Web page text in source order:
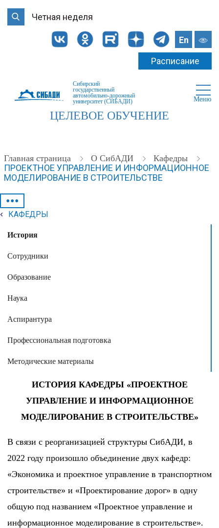
Четная неделя
En
Расписание
Сибирский
государственный
автомобильно-дорожный
университет (СИБАДИ)
Меню
ЦЕЛЕВОЕ ОБУЧЕНИЕ
Главная страница О СибАДИ Кафедры
ПРОЕКТНОЕ УПРАВЛЕНИЕ И ИНФОРМАЦИОННОЕ
МОДЕЛИРОВАНИЕ В СТРОИТЕЛЬСТВЕ
•••
КАФЕДРЫ
История
Сотрудники
Образование
Наука
Аспирантура
Профессиональная подготовка
Методические материалы
ИСТОРИЯ КАФЕДРЫ «ПРОЕКТНОЕ
УПРАВЛЕНИЕ И ИНФОРМАЦИОННОЕ
МОДЕЛИРОВАНИЕ В СТРОИТЕЛЬСТВЕ»
В связи с реорганизацией структуры СибАДИ, в
2022 году произошло объединение двух кафедр:
«Экономика и проектное управление в транспортном
строительстве» и «Проектирование дорог» в одну
общую под названием «Проектное управление и
информационное моделирование в строительстве».